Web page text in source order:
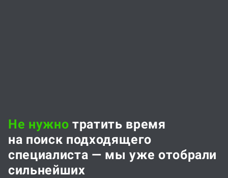
Не нужно тратить время
на поиск подходящего
специалиста — мы уже отобрали
сильнейших